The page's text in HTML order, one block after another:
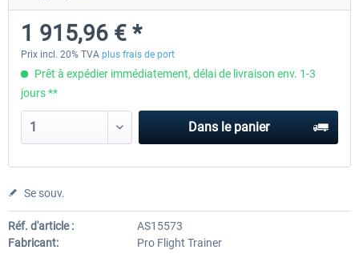
151,25 € *
1 915,96 € *
Prix incl. 20% TVA plus frais de port
Prêt à expédier immédiatement, délai de livraison env. 1-3
jours **
Dans le panier
Se souv.
Réf. d'article :
AS15573
Fabricant:
Pro Flight Trainer